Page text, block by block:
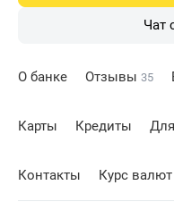
Чат
О банке Отзывы 35
Карты Кредиты
Контакты Курс валют